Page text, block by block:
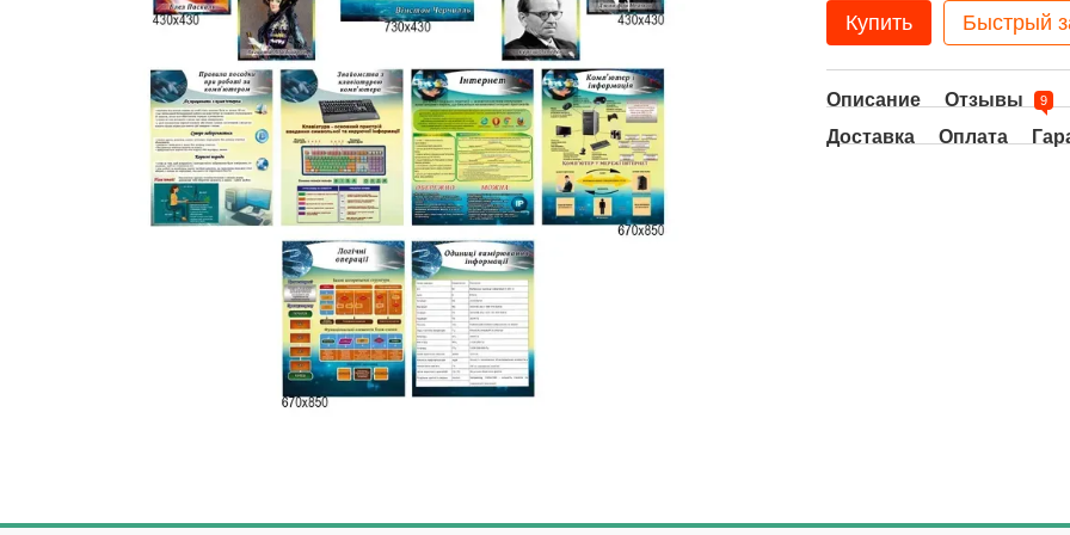
Купить Быстрый
Описание Отзывы 9
Доставка Оплата